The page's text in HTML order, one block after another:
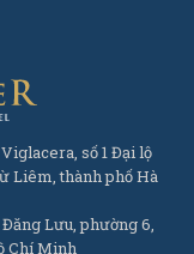
số 1 Đại lộ
Liêm, thành phố Hà
Lưu, phường 6,
Chí Minh